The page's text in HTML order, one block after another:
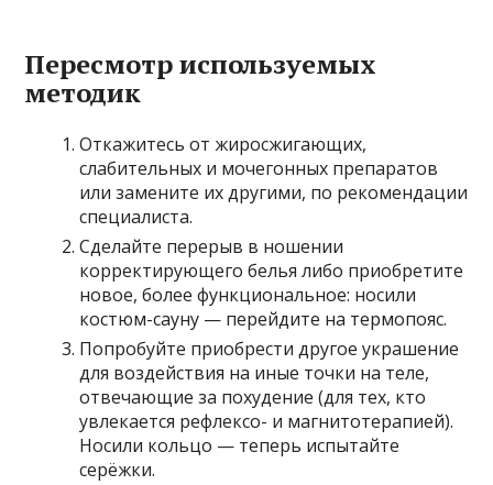
Пересмотр используемых
методик
Откажитесь от жиросжигающих,
слабительных и мочегонных препаратов
или замените их другими, по рекомендации
специалиста.
Сделайте перерыв в ношении
корректирующего белья либо приобретите
новое, более функциональное: носили
костюм-сауну — перейдите на термопояс.
Попробуйте приобрести другое украшение
для воздействия на иные точки на теле,
отвечающие за похудение (для тех, кто
увлекается рефлексо- и магнитотерапией).
Носили кольцо — теперь испытайте
серёжки.